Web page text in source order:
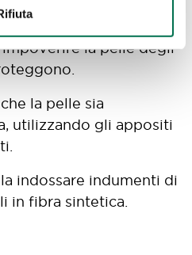
la pelle degli
la pelle sia
utilizzando gli appositi
indossare indumenti di
in fibra sintetica.